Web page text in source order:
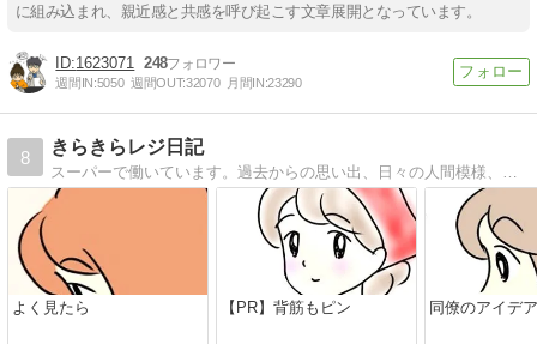
に組み込まれ、親近感と共感を呼び起こす文章展開となっています。
1623071 248
週間IN:5050 週間OUT:32070 月間IN:23290
8
きらきらレジ日記
よく見たら 【PR】背筋もピン 同僚のアイデア